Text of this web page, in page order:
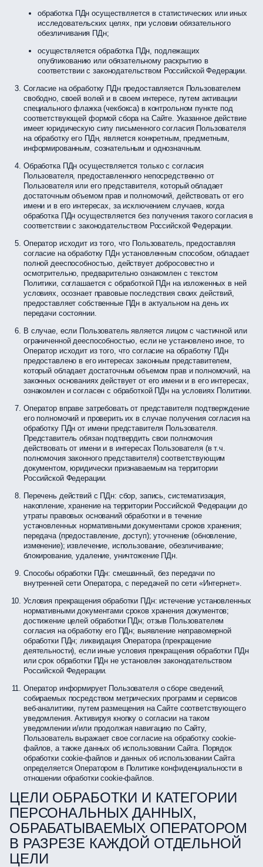
обработка ПДн осуществляется в статистических или иных
исследовательских целях, при условии обязательного
обезличивания ПДн;
осуществляется обработка ПДн, подлежащих
опубликованию или обязательному раскрытию в
соответствии с законодательством Российской Федерации.
Согласие на обработку ПДн предоставляется Пользователем
свободно, своей волей и в своем интересе, путем активации
специального флажка (чекбокса) в контрольном пункте под
соответствующей формой сбора на Сайте. Указанное действие
имеет юридическую силу письменного согласия Пользователя
на обработку его ПДн, является конкретным, предметным,
информированным, сознательным и однозначным.
Обработка ПДн осуществляется только с согласия
Пользователя, предоставленного непосредственно от
Пользователя или его представителя, который обладает
достаточным объемом прав и полномочий, действовать от его
имени и в его интересах, за исключением случаев, когда
обработка ПДн осуществляется без получения такого согласия в
соответствии с законодательством Российской Федерации.
Оператор исходит из того, что Пользователь, предоставляя
согласие на обработку ПДн установленным способом, обладает
полной дееспособностью, действует добросовестно и
осмотрительно, предварительно ознакомлен с текстом
Политики, соглашается с обработкой ПДн на изложенных в ней
условиях, осознает правовые последствия своих действий,
предоставляет собственные ПДн в актуальном на день их
передачи состоянии.
В случае, если Пользователь является лицом с частичной или
ограниченной дееспособностью, если не установлено иное, то
Оператор исходит из того, что согласие на обработку ПДн
предоставлено в его интересах законным представителем,
который обладает достаточным объемом прав и полномочий, на
законных основаниях действует от его имени и в его интересах,
ознакомлен и согласен с обработкой ПДн на условиях Политики.
Оператор вправе затребовать от представителя подтверждение
его полномочий и проверить их в случае получения согласия на
обработку ПДн от имени представителя Пользователя.
Представитель обязан подтвердить свои полномочия
действовать от имени и в интересах Пользователя (в т.ч.
полномочия законного представителя) соответствующим
документом, юридически признаваемым на территории
Российской Федерации.
Перечень действий с ПДн: сбор, запись, систематизация,
накопление, хранение на территории Российской Федерации до
утраты правовых оснований обработки и в течение
установленных нормативными документами сроков хранения;
передача (предоставление, доступ); уточнение (обновление,
изменение); извлечение, использование, обезличивание;
блокирование, удаление, уничтожение ПДн.
Способы обработки ПДн: смешанный, без передачи по
внутренней сети Оператора, с передачей по сети «Интернет».
Условия прекращения обработки ПДн: истечение установленных
нормативными документами сроков хранения документов;
достижение целей обработки ПДн; отзыв Пользователем
согласия на обработку его ПДн; выявление неправомерной
обработки ПДн; ликвидация Оператора (прекращение
деятельности), если иные условия прекращения обработки ПДн
или срок обработки ПДн не установлен законодательством
Российской Федерации.
Оператор информирует Пользователя о сборе сведений,
собираемых посредством метрических программ и сервисов
веб-аналитики, путем размещения на Сайте соответствующего
уведомления. Активируя кнопку о согласии на таком
уведомлении и/или продолжая навигацию по Сайту,
Пользователь выражает свое согласие на обработку cookie-
файлов, а также данных об использовании Сайта. Порядок
обработки cookie-файлов и данных об использовании Сайта
определяется Оператором в Политике конфиденциальности в
отношении обработки cookie-файлов.
ЦЕЛИ ОБРАБОТКИ И КАТЕГОРИИ
ПЕРСОНАЛЬНЫХ ДАННЫХ,
ОБРАБАТЫВАЕМЫХ ОПЕРАТОРОМ
В РАЗРЕЗЕ КАЖДОЙ ОТДЕЛЬНОЙ
ЦЕЛИ